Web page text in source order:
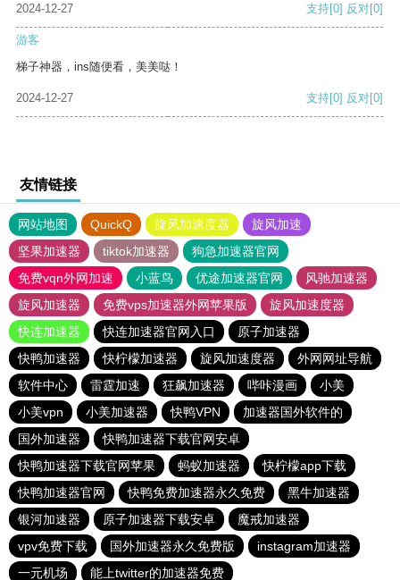
2024-12-27 支持[0] 反对[0]
游客
梯子神器，ins随便看，美美哒！
2024-12-27 支持[0] 反对[0]
友情链接
网站地图 QuickQ 旋风加速度器
旋风加速
坚果加速器
tiktok加速器
狗急加速器官网
免费vqn外网加速
小蓝鸟 优途加速器官网
风驰加速器
旋风加速器
免费vps加速器外网苹果版
旋风加速度器
快连加速器
快连加速器官网入口
原子加速器
快鸭加速器
快柠檬加速器 旋风加速度器
外网网址导航
软件中心
雷霆加速 狂飙加速器 哔咔漫画
小美
小美vpn
小美加速器 快鸭VPN
加速器国外软件的
国外加速器
快鸭加速器下载官网安卓
快鸭加速器下载官网苹果
蚂蚁加速器
快柠檬app下载
快鸭加速器官网
快鸭免费加速器永久免费
黑牛加速器
银河加速器
原子加速器下载安卓
魔戒加速器
vpv免费下载
国外加速器永久免费版
instagram加速器
一元机场
能上twitter的加速器免费